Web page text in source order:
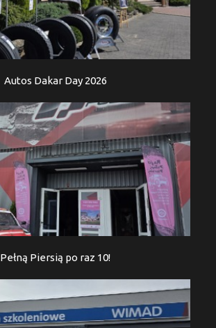
Autos Dakar Day 2026
Pełną Piersią po raz 10!